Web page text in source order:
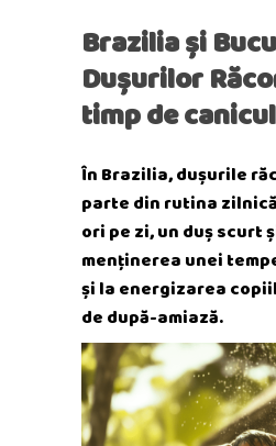
Brazilia și
Dușurilor
timp de
În Brazilia, dușurile
parte din rutina
ori pe zi, un duș scurt
menținerea unei
și la energizarea
de după-amiază.